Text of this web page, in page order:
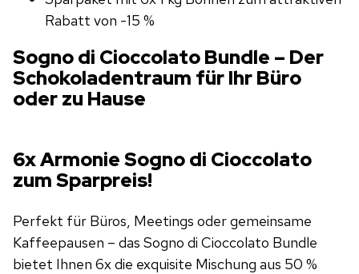
Rabatt von -15 %
Sogno di Cioccolato Bundle – Der
Schokoladentraum für Ihr Büro
oder zu Hause
6x Armonie Sogno di Cioccolato
zum Sparpreis!
Perfekt für Büros, Meetings oder gemeinsame
Kaffeepausen – das Sogno di Cioccolato Bundle
bietet Ihnen 6x die exquisite Mischung aus 50 %